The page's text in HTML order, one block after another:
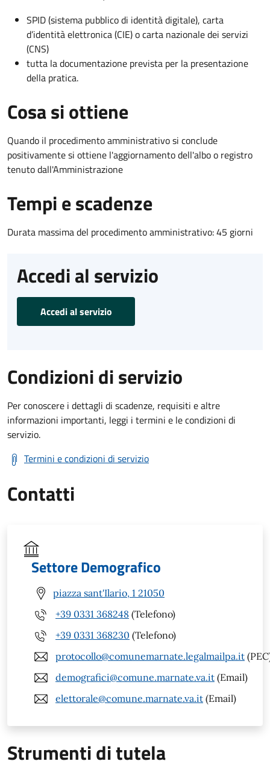
SPID (sistema pubblico di identità digitale), carta
d’identità elettronica (CIE) o carta nazionale dei servizi
(CNS)
tutta la documentazione prevista per la presentazione
della pratica.
Cosa si ottiene
Quando il procedimento amministrativo si conclude
positivamente si ottiene l'aggiornamento dell'albo o registro
tenuto dall'Amministrazione
Tempi e scadenze
Durata massima del procedimento amministrativo: 45 giorni
Accedi al servizio
Accedi al servizio
Condizioni di servizio
Per conoscere i dettagli di scadenze, requisiti e altre
informazioni importanti, leggi i termini e le condizioni di
servizio.
Termini e condizioni di servizio
Contatti
Settore Demografico
piazza sant'Ilario, 1 21050
+39 0331 368248 (Telefono)
+39 0331 368230 (Telefono)
protocollo@comunemarnate.legalmailpa.it
demografici@comune.marnate.va.it (Email)
elettorale@comune.marnate.va.it (Email)
Strumenti di tutela